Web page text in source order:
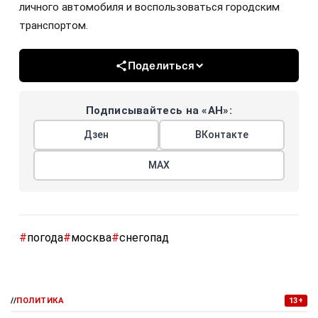
личного автомобиля и воспользоваться городским
транспортом.
Поделиться
Подписывайтесь на «АН»:
Дзен ВКонтакте
МАХ
#погода#москва#снегопад
//ПОЛИТИКА 13+